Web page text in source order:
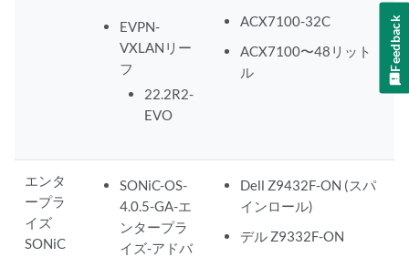
EVPN-
VXLANリー
フ
22.2R2-
EVO
ACX7100-32C
ACX7100〜48リット
ル
エンタ
ープラ
イズ
SONiC
SONiC-OS-
4.0.5-GA-エ
ンタープラ
イズ-アドバ
Dell Z9432F-ON (スパ
インロール)
デル Z9332F-ON
Feedback